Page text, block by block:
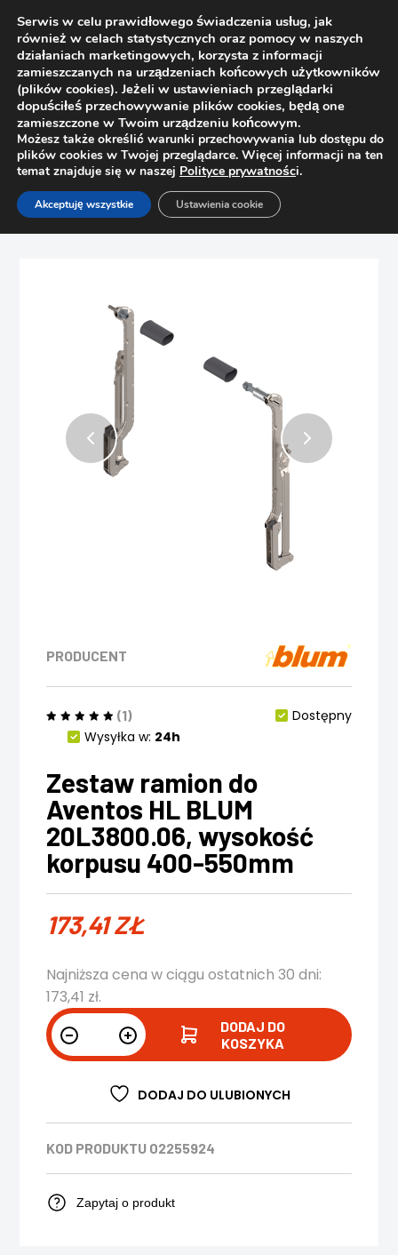
Strona główna Sklep
Podnośniki
Zestaw ramion do Aventos HL BLUM 20L3800.06, wysokość
PRODUCENT
(1)
Dostępny
Wysyłka w: 24h
Zestaw ramion do
Aventos HL BLUM
20L3800.06, wysokość
korpusu 400-550mm
173,41ZŁ
Najniższa cena w ciągu ostatnich 30 dni:
173,41 zł.
DODAJ DO
KOSZYKA
DODAJ DO ULUBIONYCH
KOD PRODUKTU 02255924
Zapytaj o produkt
Serwis w celu prawidłowego świadczenia usług, jak
również w celach statystycznych oraz pomocy w naszych
działaniach marketingowych, korzysta z informacji
zamieszczanych na urządzeniach końcowych użytkowników
(plików cookies). Jeżeli w ustawieniach przeglądarki
dopuściłeś przechowywanie plików cookies, będą one
zamieszczone w Twoim urządzeniu końcowym.
Możesz także określić warunki przechowywania lub dostępu do
plików cookies w Twojej przeglądarce. Więcej informacji na ten
temat znajduje się w naszej Polityce prywatności.
Akceptuję wszystkie Ustawienia cookie